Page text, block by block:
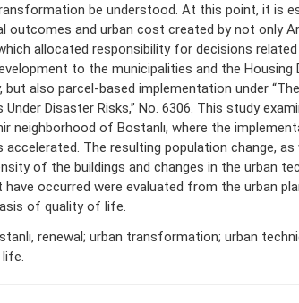
be understood. At this point, it is
outcomes and urban cost created by not only
allocated responsibility for decisions
to the municipalities and the Housing
also parcel-based implementation under
Disaster Risks,” No. 6306. This study
neighborhood of Bostanlı, where the
accelerated. The resulting population change, as
of the buildings and changes in the urban
occurred were evaluated from the urban
of quality of life.
renewal; urban transformation; urban